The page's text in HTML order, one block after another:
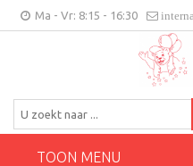
Ma - Vr: 8:15 - 16:30
TOON MENU